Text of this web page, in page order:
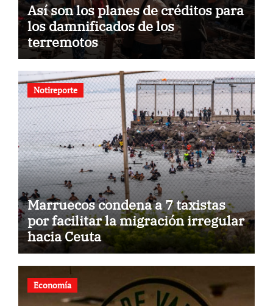
Así son los planes de créditos para
los damnificados de los
terremotos
Notireporte
Marruecos condena a 7 taxistas
por facilitar la migración irregular
hacia Ceuta
Economía